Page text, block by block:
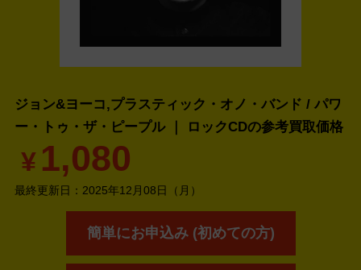
ジョン&ヨーコ,プラスティック・オノ・バンド / パワ
ー・トゥ・ザ・ピープル ｜ ロックCDの参考買取価格
¥ 1,080
最終更新日： 2025年12月08日（月）
簡単にお申込み (初めての方)